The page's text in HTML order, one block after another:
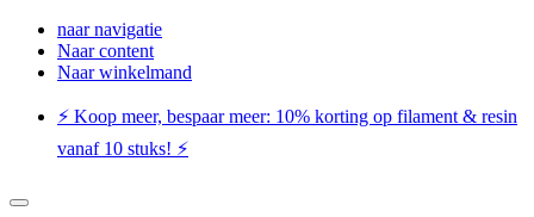
naar navigatie
Naar content
Naar winkelmand
⚡️ Koop meer, bespaar meer: ​​10% korting op filament & resin
vanaf 10 stuks! ⚡️